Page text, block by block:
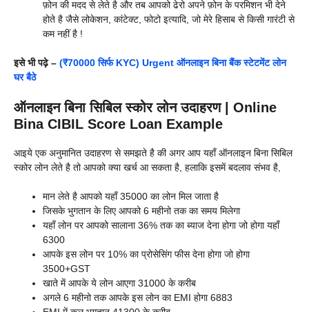
फ़ोन की मदद से लेते है और तब आपको ढेरो अपने फ़ोन के परमिशन भी देने
होते है जैसे लोकेशन, कांटेक्ट, फोटो इत्यादि, जो मेरे हिसाब से किसी गारंटी से
कम नहीं है !
इसे भी पढ़े – (₹70000 सिर्फ KYC) Urgent ऑनलाइन बिना बैंक स्टेटमेंट लोन
घर बैठे
ऑनलाइन बिना सिबिल स्कोर लोन उदाहरण | Online
Bina CIBIL Score Loan Example
आइये एक अनुमानित उदाहरण से समझते है की अगर आप यहाँ ऑनलाइन बिना सिबिल
स्कोर लोन लेते है तो आपको क्या खर्च आ सकता है, हलाकि इसमें बदलाव संभव है,
मान लेते है आपको यहाँ 35000 का लोन मिल जाता है
जिसके भुगतान के लिए आपको 6 महीनो तक का समय मिलेगा
यहाँ लोन पर आपको सालाना 36% तक का ब्याज देना होगा जो होगा यहाँ
6300
आपके इस लोन पर 10% का प्रोसेसिंग फीस देना होगा जो होगा
3500+GST
खाते में आपके ये लोन आएगा 31000 के करीब
अगले 6 महीनो तक आपके इस लोन का EMI होगा 6883